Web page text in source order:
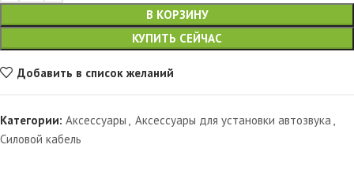
В КОРЗИНУ
КУПИТЬ СЕЙЧАС
Добавить в список желаний
Категории: Аксессуары , Аксессуары для установки автозвука ,
Силовой кабель